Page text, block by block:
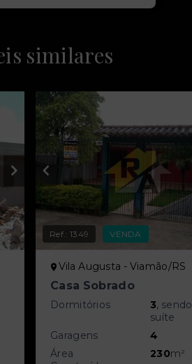
similares
Ref.:1349 VENDA
Vila Augusta - Viamão/RS
Casa Sobrado
Dormitórios 3, sendo
suíte
Garagens
4
Área
230m²